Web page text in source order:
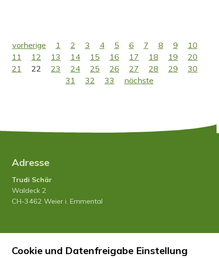
vorherige 1 2 3 4 5 6 7 8 9
10
11
12 13 14 15 16 17 18 19
20
21
22 23 24 25 26 27 28 29
30
31
32 33 nächste
Adresse
Trudi Schär
Waldeck 2
CH-3462 Weier i. Emmental
Tel. 034 435 12 80
Natel 079 458 27 20
Cookie und Datenfreigabe Einstellung